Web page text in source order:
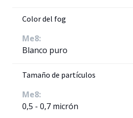
Color del fog
Me8:
Blanco puro
Tamaño de partículos
Me8:
0,5 - 0,7 micrón